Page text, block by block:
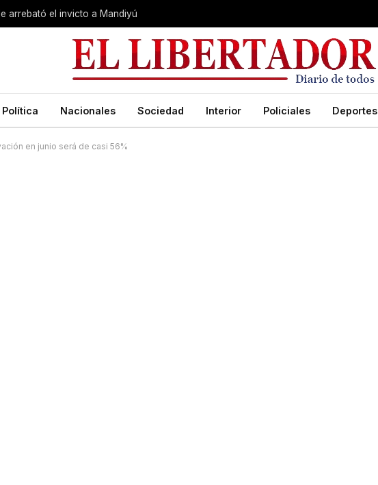
arrebató el invicto a Mandiyú
Política Nacionales Sociedad Interior Policiales Deportes
en junio será de casi 56%